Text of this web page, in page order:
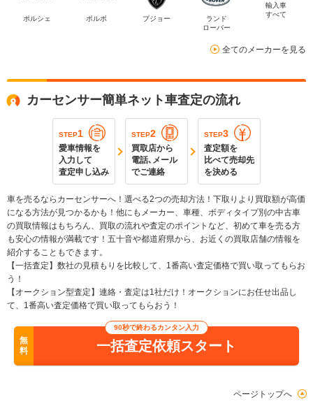
ポルシェ ボルボ プジョー
ランド
ローバー
輸入車
すべて
全てのメーカーを見る
カーセンサー簡単ネット車査定の流れ
STEP1
愛車情報を
入力して
査定申し込み
STEP2
買取店から
電話､メール
でご連絡
STEP3
査定額を
比べて売却先
を決める
車を売るならカーセンサーへ！選べる2つの売却方法！下取りより買取額が高価
になる方法が見つかるかも！他にもメーカー、車種、ボディタイプ別の中古車
の買取情報はもちろん、買取の流れや査定のポイントなど、初めて車を売る方
も安心の情報が満載です！五十音や都道府県から、お近くの買取店舗の情報を
紹介することもできます。
【一括査定】数社の見積もりを比較して、1番高い査定価格で買い取ってもらお
う！
【オークション型査定】連絡・査定は1社だけ！オークションにお任せ出品し
て、1番高い査定価格で買い取ってもらおう！
無
料
90秒で終わるカンタン入力
一括査定依頼スタート
ページトップへ